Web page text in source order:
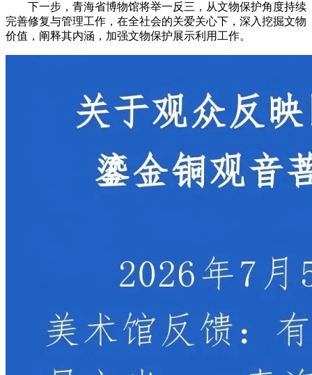
下一步，青海省博物馆将举一反三，从文物保护角度持续
完善修复与管理工作，在全社会的关爱关心下，深入挖掘文物
价值，阐释其内涵，加强文物保护展示利用工作。